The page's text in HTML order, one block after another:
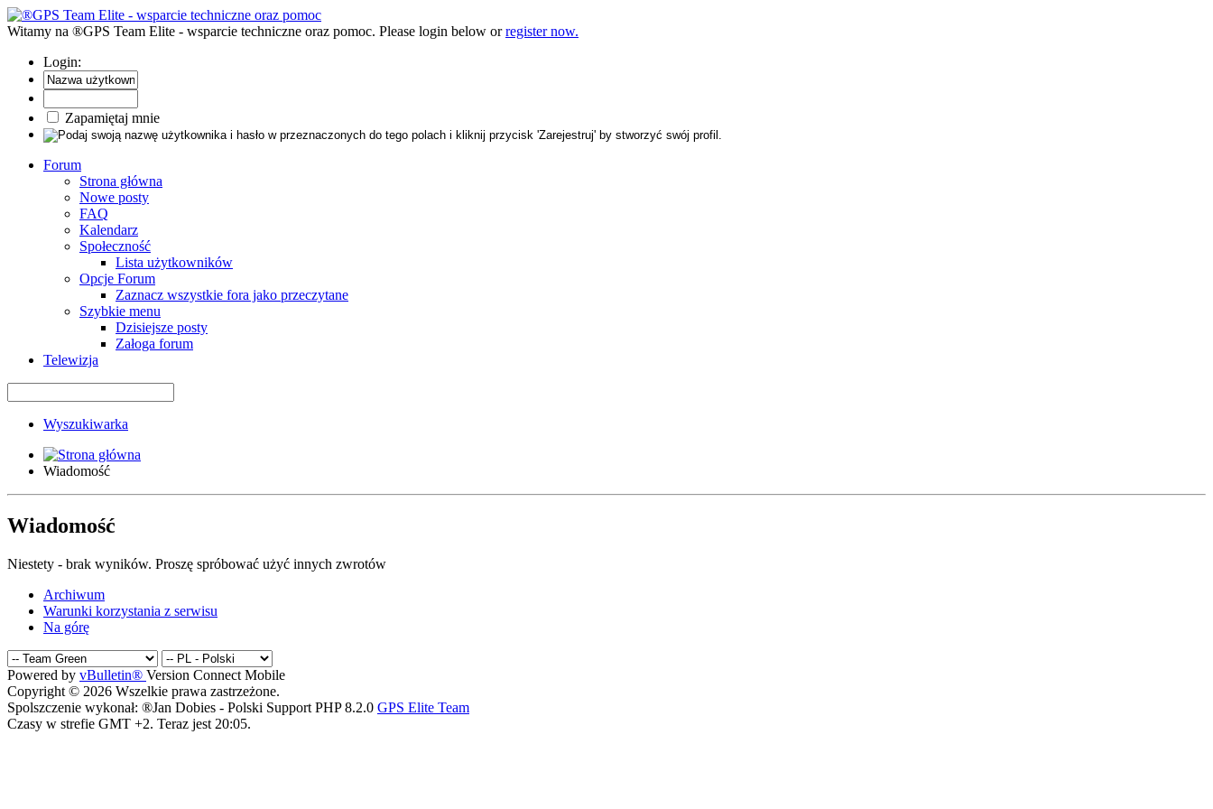
Witamy na ®GPS Team Elite - wsparcie techniczne oraz pomoc. Please login below or register now.
Login:
Zapamiętaj mnie
Forum
Strona główna
Nowe posty
FAQ
Kalendarz
Społeczność
Lista użytkowników
Opcje Forum
Zaznacz wszystkie fora jako przeczytane
Szybkie menu
Dzisiejsze posty
Załoga forum
Telewizja
Wyszukiwarka
Wiadomość
Wiadomość
Niestety - brak wyników. Proszę spróbować użyć innych zwrotów
Archiwum
Warunki korzystania z serwisu
Na górę
Powered by vBulletin® Version Connect Mobile
Copyright © 2026 Wszelkie prawa zastrzeżone.
Spolszczenie wykonał: ®Jan Dobies - Polski Support PHP 8.2.0 GPS Elite Team
Czasy w strefie GMT +2. Teraz jest 20:05.